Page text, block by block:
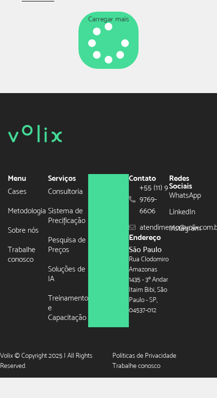
Carregar mais
Menu
Cases
Metodologia
Sobre nós
Trabalhe
conosco
Serviços
Consultoria
Sistema de
Precificação
Pesquisa de
Preços
Soluções de
IA
Treinamento
e
Capacitação
Contato
+55 (11) 9
9769-
6606
Endereço
São Paulo
Rua Clodomiro
Amazonas
1435 - 3º Andar
Itaim Bibi, São
Paulo - SP,
04537-012
Redes
Sociais
WhatsApp
LinkedIn
Instagram
Volix © Copyright 2025 | All Rights
Reserved.
Políticas de Privacidade
Trabalhe conosco